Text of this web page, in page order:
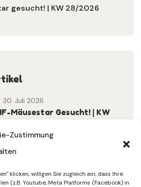
Zustimmung
klicken, willigen Sie zugleich ein, dass Ihre
(z.B. Youtube, Meta Platforms (Facebook) in
gesucht! | KW 28/2026
Mäusestar Gesucht! | KW
30. Juli 2026
| KW 31/…
30. Juli 2026